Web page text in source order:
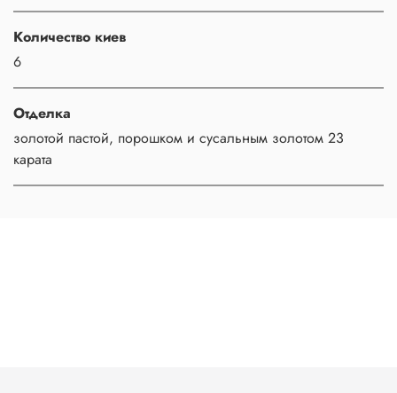
Количество киев
6
Отделка
золотой пастой, порошком и сусальным золотом 23
карата